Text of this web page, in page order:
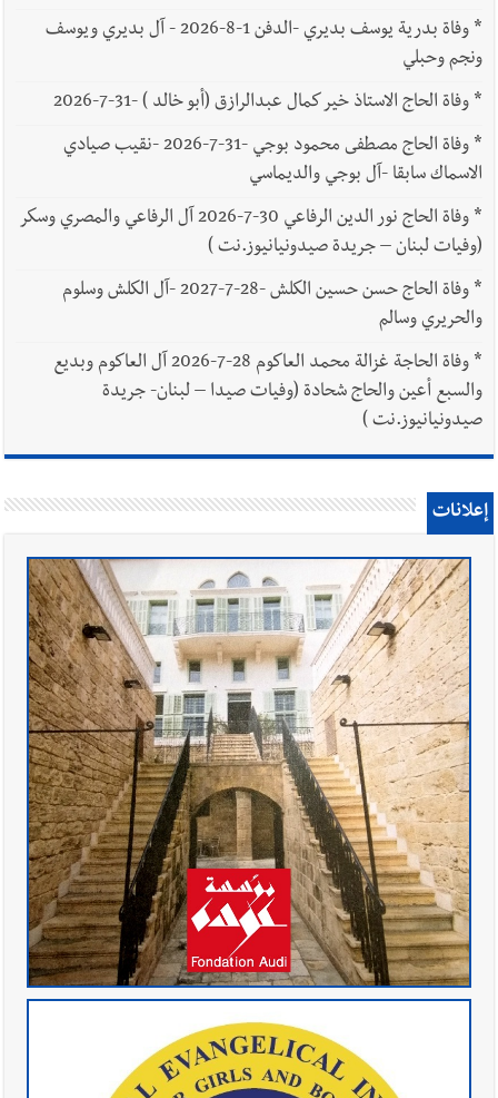
*
وفاة بدرية يوسف بديري -الدفن 1-8-2026 - آل بديري ويوسف
ونجم وحبلي
*وفاة الحاج الاستاذ خير كمال عبدالرازق (أبو خالد ) -31-7-2026
*
وفاة الحاج مصطفى محمود بوجي -31-7-2026 -نقيب صيادي
الاسماك سابقا -آل بوجي والديماسي
*
وفاة الحاج نور الدين الرفاعي 30-7-2026 آل الرفاعي والمصري وسكر
(وفيات لبنان – جريدة صيدونيانيوز.نت )
*
وفاة الحاج حسن حسين الكلش -28-7-2027 -آل الكلش وسلوم
والحريري وسالم
*
وفاة الحاجة غزالة محمد العاكوم 28-7-2026 آل العاكوم وبديع
والسبع أعين والحاج شحادة (وفيات صيدا – لبنان- جريدة
صيدونيانيوز.نت )
إعلانات